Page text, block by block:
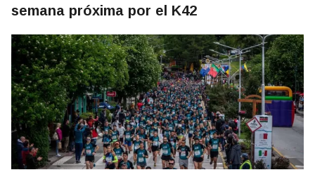
semana próxima por el K42